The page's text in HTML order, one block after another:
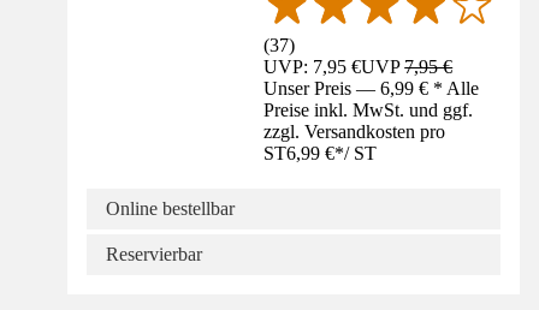
(37)
UVP: 7,95 €UVP7,95 €
Unser Preis — 6,99 € * Alle
Preise inkl. MwSt. und ggf.
zzgl. Versandkosten pro
ST6,99 €*/ ST
Online bestellbar
Reservierbar